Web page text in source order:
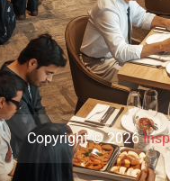
Copyright © 2026